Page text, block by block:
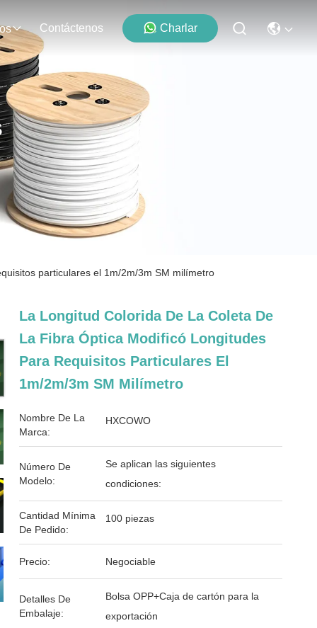
Contáctenos Charlar
particulares el 1m/2m/3m SM milímetro
La Longitud Colorida De La Coleta De
La Fibra Óptica Modificó Longitudes
Para Requisitos Particulares El
1m/2m/3m SM Milímetro
Nombre De La
Marca:
HXCOWO
Número De
Modelo:
Se aplican las siguientes
condiciones:
Cantidad Mínima
De Pedido:
100 piezas
Precio: Negociable
Detalles De
Embalaje:
Bolsa OPP+Caja de cartón para la
exportación